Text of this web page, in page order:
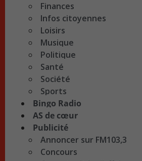
Finances
Infos citoyennes
Loisirs
Musique
Politique
Santé
Société
Sports
Bingo Radio
AS de cœur
Publicité
Annoncer sur FM103,3
Concours